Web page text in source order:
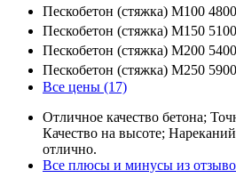
Пескобетон (стяжка) М100
Пескобетон (стяжка) М150
Пескобетон (стяжка) М200
Пескобетон (стяжка) М250
Все цены (17)
Отличное качество бетона;
Качество на высоте;
отлично.
Все плюсы и минусы из